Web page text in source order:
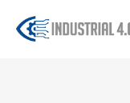
para